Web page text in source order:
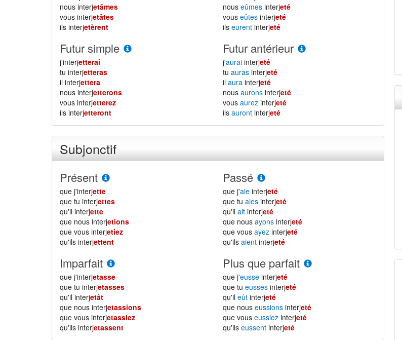
nous interjetâmes
vous interjetâtes
ils interjetèrent
nouseûmes interjeté
vouseûtes interjeté
ilseurent interjeté
Futur simple
j'interjetterai
tu interjetteras
il interjettera
nous interjetterons
vous interjetterez
ils interjetteront
Futur antérieur
j'aurai interjeté
tuauras interjeté
ilaura interjeté
nousaurons interjeté
vousaurez interjeté
ilsauront interjeté
Subjonctif
Présent
que j'interjette
que tu interjettes
qu'il interjette
que nous interjetions
que vous interjetiez
qu'ils interjettent
Passé
que j'aie interjeté
que tuaies interjeté
qu'ilait interjeté
que nousayons interjeté
que vousayez interjeté
qu'ilsaient interjeté
Imparfait
que j'interjetasse
que tu interjetasses
qu'il interjetât
que nous interjetassions
que vous interjetassiez
qu'ils interjetassent
Plus que parfait
que j'eusse interjeté
que tueusses interjeté
qu'ileût interjeté
que nouseussions interjeté
que vouseussiez interjeté
qu'ilseussent interjeté